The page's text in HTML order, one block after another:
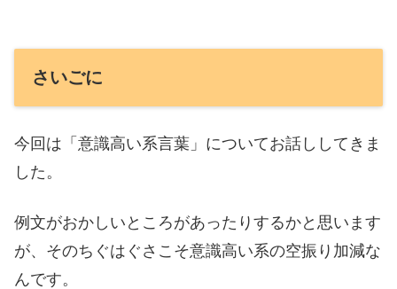
さいごに
今回は「意識高い系言葉」についてお話ししてきま
した。
例文がおかしいところがあったりするかと思います
が、そのちぐはぐさこそ意識高い系の空振り加減な
んです。